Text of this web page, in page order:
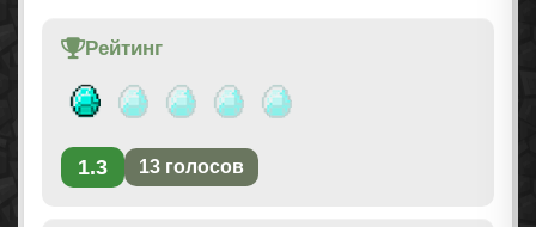
Рейтинг
1.3 13 голосов